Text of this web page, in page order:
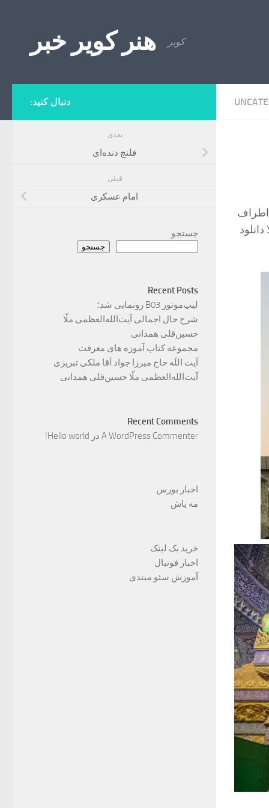
هنر کویر خبر کویر
اطراف
دنبال کنید:
بعدی
فلنج دنده‌ای
قبلی
امام عسکری
جستجو
جستجو
Recent Posts
لیپ‌موتور B03 رونمایی شد؛
شرح حال اجمالی آیت‌الله‌العظمی ملّا
حسین‌قلی همدانی
مجموعه کتاب آموزه های معرفت
آیت اللَه حاج میرزا جواد آقا ملکی تبریزی
آیت‌الله‌العظمی ملّا حسین‌قلی همدانی
Recent Comments
A WordPress Commenter در Hello world!
اخبار بورس
مه پاش
خرید بک لینک
اخبار فوتبال
آموزش سئو مبتدی